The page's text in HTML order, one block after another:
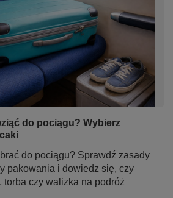
do pociągu? Wybierz
do pociągu? Sprawdź zasady
pakowania i dowiedz się, czy
torba czy walizka na podróż